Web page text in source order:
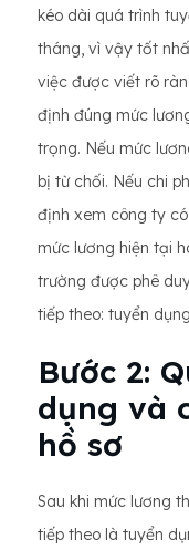
kéo dài quá trình
tháng, vì vậy tốt
việc được viết rõ
định đúng mức
trọng. Nếu mức
bị từ chối. Nếu chi
định xem công ty
mức lương hiện tại
trường được phê
tiếp theo: tuyển
Bước 2:
dụng và
hồ sơ
Sau khi mức lương
tiếp theo là tuyển